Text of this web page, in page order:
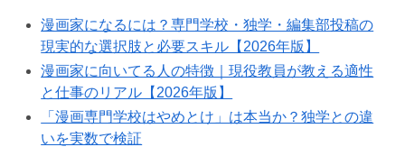
漫画家になるには？専門学校・独学・編集部投稿の
現実的な選択肢と必要スキル【2026年版】
漫画家に向いてる人の特徴｜現役教員が教える適性
と仕事のリアル【2026年版】
「漫画専門学校はやめとけ」は本当か？独学との違
いを実数で検証